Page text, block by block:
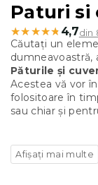
Paturi
★★★★★
★★★★★ 4,7din
Căutați un
dumneavoastră,
Păturile și
Acestea vă vor
folositoare în
sau chiar și